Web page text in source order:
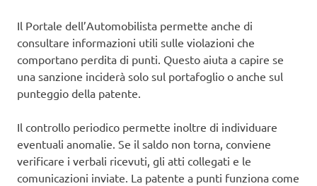
Il Portale dell’Automobilista permette anche di
consultare informazioni utili sulle violazioni che
comportano perdita di punti. Questo aiuta a capire se
una sanzione inciderà solo sul portafoglio o anche sul
punteggio della patente.
Il controllo periodico permette inoltre di individuare
eventuali anomalie. Se il saldo non torna, conviene
verificare i verbali ricevuti, gli atti collegati e le
comunicazioni inviate. La patente a punti funziona come